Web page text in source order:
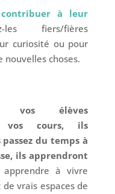
contribuer à leur
fiers/fières
curiosité ou pour
choses.
vos élèves
vos cours, ils
du temps à
ils apprendront
à vivre
vrais espaces de